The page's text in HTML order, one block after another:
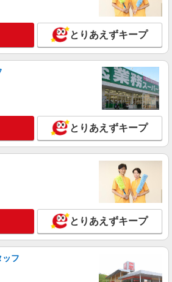
とりあえずキープ
とりあえずキープ
とりあえずキープ
ッフ